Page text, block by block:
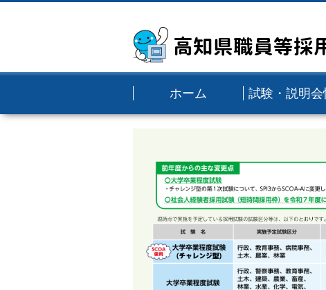
高知県職員等採
ホーム 試験・説明会